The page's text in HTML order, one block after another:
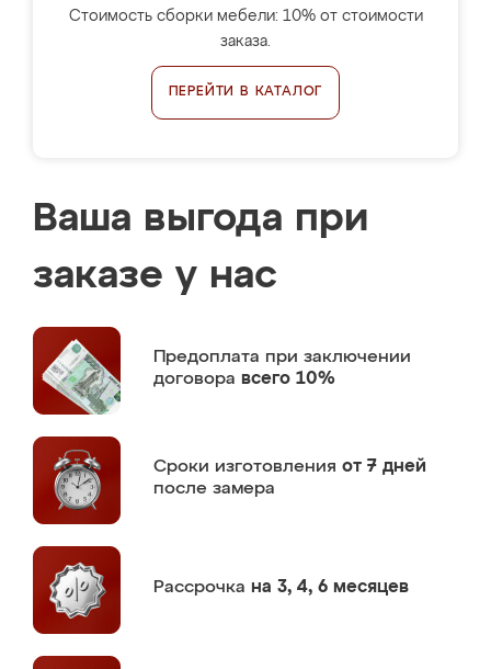
Стоимость сборки мебели: 10% от стоимости
заказа.
ПЕРЕЙТИ В КАТАЛОГ
Ваша выгода при
заказе у нас
Предоплата при заключении
договора всего 10%
Сроки изготовления от 7 дней
после замера
Рассрочка на 3, 4, 6 месяцев